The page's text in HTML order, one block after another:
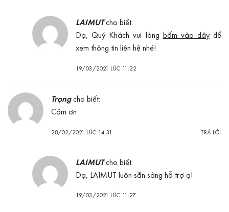
LAIMUTcho biết:
Dạ, Quý Khách vui lòng bấm vào đâyđể
xem thông tin liên hệ nhé!
19/03/2021 LÚC 11:22
Trọngcho biết:
Cảm ơn
28/02/2021 LÚC 14:31 TRẢ LỜI
LAIMUTcho biết:
Dạ, LAIMUT luôn sẵn sàng hỗ trợ ạ!
19/03/2021 LÚC 11:27